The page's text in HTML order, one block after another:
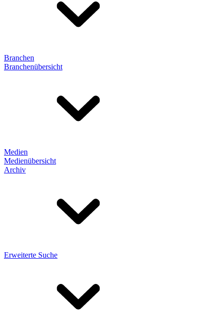
Branchen
Branchenübersicht
Medien
Medienübersicht
Archiv
Erweiterte Suche